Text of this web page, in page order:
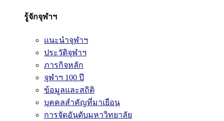
รู้จักจุฬาฯ
แนะนำจุฬาฯ
ประวัติจุฬาฯ
ภารกิจหลัก
จุฬาฯ 100 ปี
ข้อมูลและสถิติ
บุคคลสำคัญที่มาเยือน
การจัดอันดับมหาวิทยาลัย